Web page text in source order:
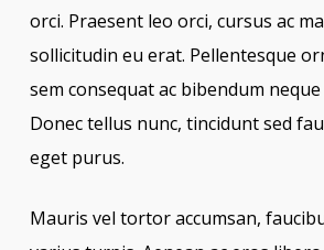
orci. Praesent leo orci, cursus ac
sollicitudin eu erat. Pellentesque
sem consequat ac bibendum
Donec tellus nunc, tincidunt sed
eget purus.
Mauris vel tortor accumsan,